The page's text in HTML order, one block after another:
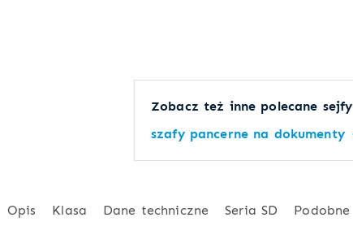
Zobacz też inne polecane sejfy
szafy pancerne na dokumenty
Opis Klasa Dane techniczne Seria SD Podobne